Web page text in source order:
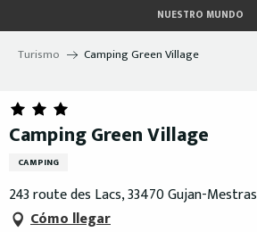
au
contenu
NUESTRO MUNDO
Turismo Camping Green Village
Camping Green Village
CAMPING
243 route des Lacs, 33470 Gujan-Mestras
Cómo llegar